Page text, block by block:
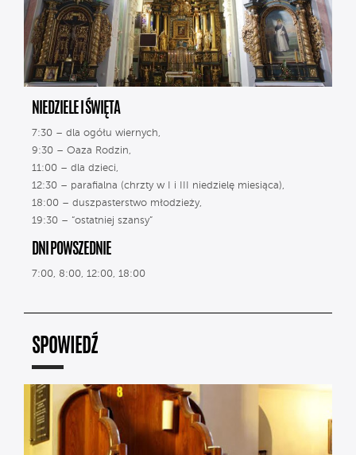
NIEDZIELE I ŚWIĘTA
7:30 – dla ogółu wiernych,
9:30 – Oaza Rodzin,
11:00 – dla dzieci,
12:30 – parafialna (chrzty w I i III niedzielę miesiąca),
18:00 – duszpasterstwo młodzieży,
19:30 – “ostatniej szansy”
DNI POWSZEDNIE
7:00, 8:00, 12:00, 18:00
SPOWIEDŹ